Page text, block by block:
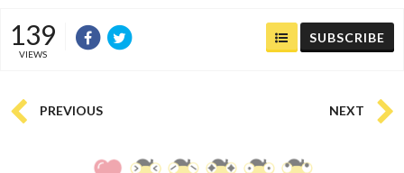
139
VIEWS
SUBSCRIBE
PREVIOUS NEXT